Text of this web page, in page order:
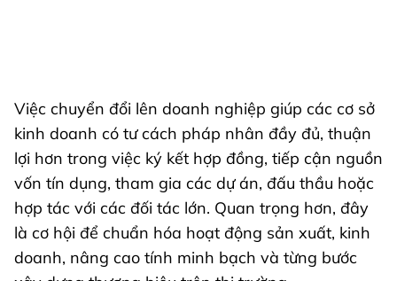
Việc chuyển đổi lên doanh nghiệp giúp các cơ sở
kinh doanh có tư cách pháp nhân đầy đủ, thuận
lợi hơn trong việc ký kết hợp đồng, tiếp cận nguồn
vốn tín dụng, tham gia các dự án, đấu thầu hoặc
hợp tác với các đối tác lớn. Quan trọng hơn, đây
là cơ hội để chuẩn hóa hoạt động sản xuất, kinh
doanh, nâng cao tính minh bạch và từng bước